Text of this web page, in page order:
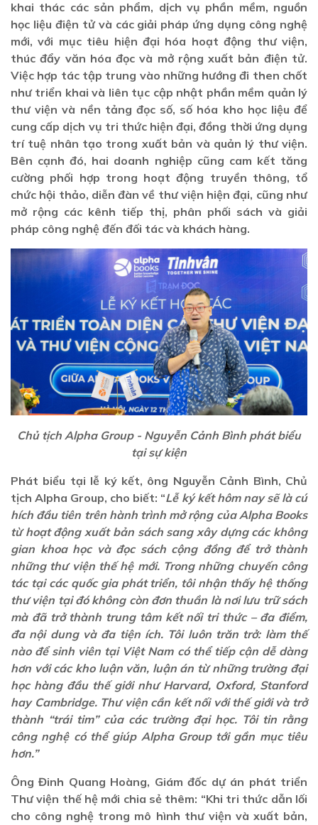
khai thác các sản phẩm, dịch vụ phần mềm, nguồn
học liệu điện tử và các giải pháp ứng dụng công nghệ
mới, với mục tiêu hiện đại hóa hoạt động thư viện,
thúc đẩy văn hóa đọc và mở rộng xuất bản điện tử.
Việc hợp tác tập trung vào những hướng đi then chốt
như triển khai và liên tục cập nhật phần mềm quản lý
thư viện và nền tảng đọc số, số hóa kho học liệu để
cung cấp dịch vụ tri thức hiện đại, đồng thời ứng dụng
trí tuệ nhân tạo trong xuất bản và quản lý thư viện.
Bên cạnh đó, hai doanh nghiệp cũng cam kết tăng
cường phối hợp trong hoạt động truyền thông, tổ
chức hội thảo, diễn đàn về thư viện hiện đại, cũng như
mở rộng các kênh tiếp thị, phân phối sách và giải
pháp công nghệ đến đối tác và khách hàng.
Chủ tịch Alpha Group - Nguyễn Cảnh Bình phát biểu
tại sự kiện
Phát biểu tại lễ ký kết, ông Nguyễn Cảnh Bình, Chủ
tịch Alpha Group, cho biết: “Lễ ký kết hôm nay sẽ là cú
hích đầu tiên trên hành trình mở rộng của Alpha Books
từ hoạt động xuất bản sách sang xây dựng các không
gian khoa học và đọc sách cộng đồng để trở thành
những thư viện thế hệ mới. Trong những chuyến công
tác tại các quốc gia phát triển, tôi nhận thấy hệ thống
thư viện tại đó không còn đơn thuần là nơi lưu trữ sách
mà đã trở thành trung tâm kết nối tri thức – đa điểm,
đa nội dung và đa tiện ích. Tôi luôn trăn trở: làm thế
nào để sinh viên tại Việt Nam có thể tiếp cận dễ dàng
hơn với các kho luận văn, luận án từ những trường đại
học hàng đầu thế giới như Harvard, Oxford, Stanford
hay Cambridge. Thư viện cần kết nối với thế giới và trở
thành “trái tim” của các trường đại học. Tôi tin rằng
công nghệ có thể giúp Alpha Group tới gần mục tiêu
hơn.”
Ông Đinh Quang Hoàng, Giám đốc dự án phát triển
Thư viện thế hệ mới chia sẻ thêm: “Khi tri thức dẫn lối
cho công nghệ trong mô hình thư viện và xuất bản,